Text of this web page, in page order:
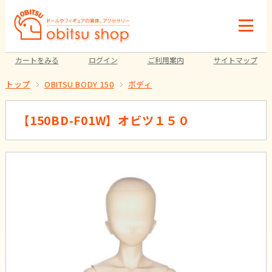
カートをみる ログイン ご利用案内 サイトマップ
トップ OBITSU BODY 150 ボディ
【150BD-F01W】オビツ１５０